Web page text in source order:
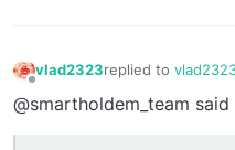
vlad2323replied to
last edited by
@smartholdem_team said